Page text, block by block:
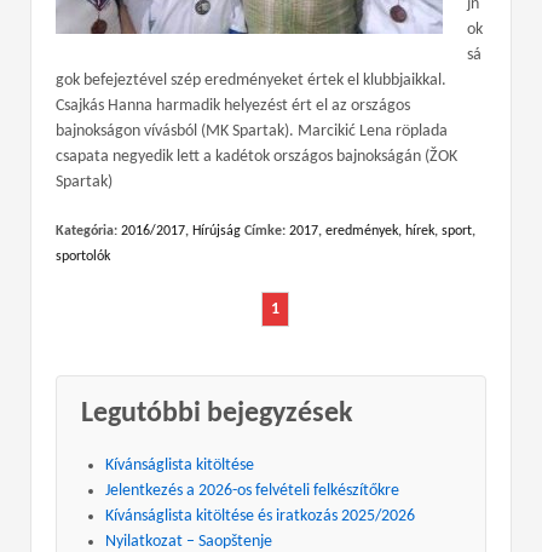
jn
ok
sá
gok befejeztével szép eredményeket értek el klubbjaikkal.
Csajkás Hanna harmadik helyezést ért el az országos
bajnokságon vívásból (MK Spartak). Marcikić Lena röplada
csapata negyedik lett a kadétok országos bajnokságán (ŽOK
Spartak)
Kategória: 2016/2017, Hírújság Címke: 2017, eredmények, hírek, sport,
sportolók
1
Legutóbbi bejegyzések
Kívánságlista kitöltése
Jelentkezés a 2026-os felvételi felkészítőkre
Kívánságlista kitöltése és iratkozás 2025/2026
Nyilatkozat – Saopštenje